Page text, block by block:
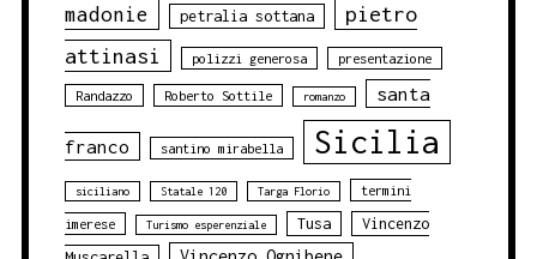
madonie
petralia sottana
pietro
attinasi
polizzi generosa presentazione
Randazzo Roberto Sottile romanzo santa
franco santino mirabella Sicilia
siciliano Statale 120 Targa Florio termini
imerese Turismo esperenziale Tusa
Vincenzo